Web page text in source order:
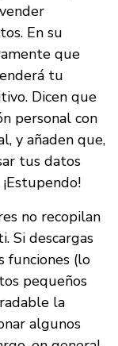
En su
que
tu
Dicen que
personal con
y añaden que,
tus datos
no recopilan
Si descargas
funciones (lo
pequeños
la
algunos